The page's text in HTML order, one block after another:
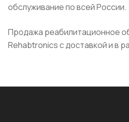
обслуживание по всей России.
Продажа реабилитационное
Rehabtronics с доставкой и в